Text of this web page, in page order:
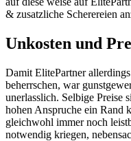
& zusatzliche Scherereien
Unkosten und
Damit ElitePartner
beherrschen, war
unerlasslich. Selbige Preise
hohen Anspruche ein Rand
gleichwohl immer noch
notwendig kriegen,